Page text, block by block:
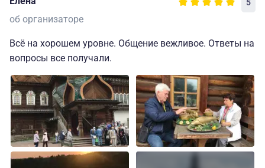
5
об организаторе
Всё на хорошем уровне. Общение вежливое. Ответы на
вопросы все получали.